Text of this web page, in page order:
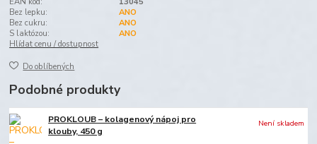
Bez lepku:
ANO
Bez cukru:
ANO
S laktózou:
ANO
Hlídat cenu / dostupnost
Do oblíbených
Podobné produkty
PROKLOUB – kolagenový nápoj pro
klouby, 450 g
Není skladem